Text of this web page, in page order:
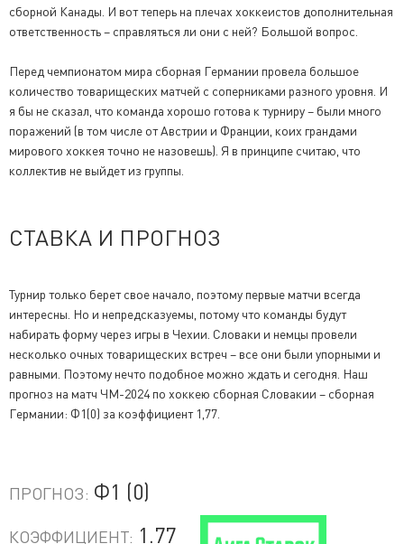
сборной Канады. И вот теперь на плечах хоккеистов дополнительная
ответственность – справляться ли они с ней? Большой вопрос.
Перед чемпионатом мира сборная Германии провела большое
количество товарищеских матчей с соперниками разного уровня. И
я бы не сказал, что команда хорошо готова к турниру – были много
поражений (в том числе от Австрии и Франции, коих грандами
мирового хоккея точно не назовешь). Я в принципе считаю, что
коллектив не выйдет из группы.
СТАВКА И ПРОГНОЗ
Турнир только берет свое начало, поэтому первые матчи всегда
интересны. Но и непредсказуемы, потому что команды будут
набирать форму через игры в Чехии. Словаки и немцы провели
несколько очных товарищеских встреч – все они были упорными и
равными. Поэтому нечто подобное можно ждать и сегодня. Наш
прогноз на матч ЧМ-2024 по хоккею сборная Словакии – сборная
Германии: Ф1(0) за коэффициент 1,77.
ПРОГНОЗ: Ф1 (0)
КОЭФФИЦИЕНТ: 1.77